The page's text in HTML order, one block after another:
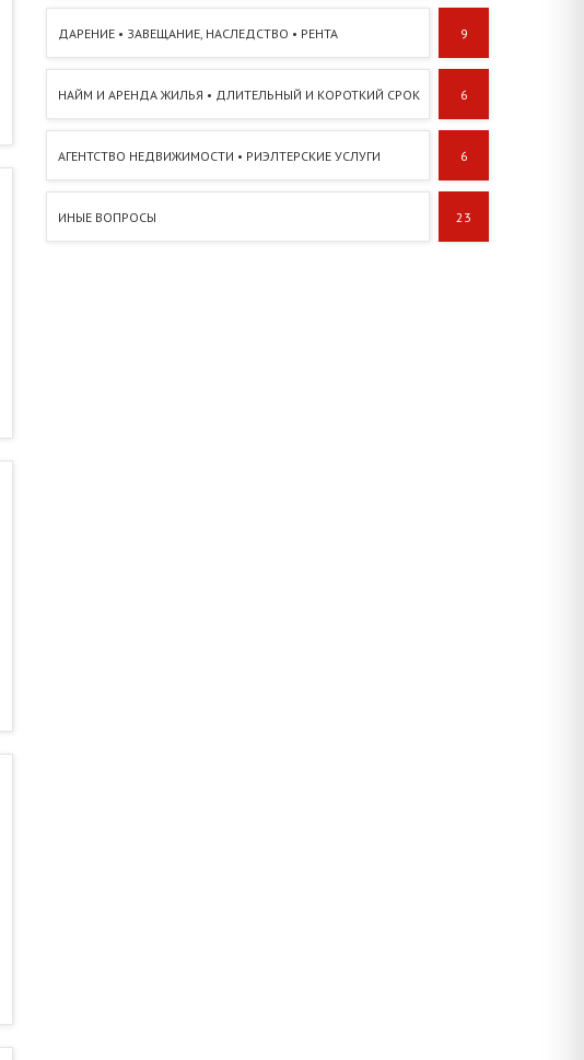
ДАРЕНИЕ • ЗАВЕЩАНИЕ, НАСЛЕДСТВО • РЕНТА 9
НАЙМ И АРЕНДА ЖИЛЬЯ • ДЛИТЕЛЬНЫЙ И КОРОТКИЙ СРОК 6
АГЕНТСТВО НЕДВИЖИМОСТИ • РИЭЛТЕРСКИЕ УСЛУГИ 6
ИНЫЕ ВОПРОСЫ 23